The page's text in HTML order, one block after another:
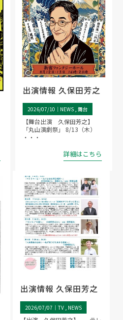
出演情報 久保田芳之
2026/07/10｜ NEWS 舞台
【舞台出演 久保田芳之】
「丸山演劇祭」 8/13（木）
・・・
詳細はこちら
出演情報 久保田芳之
2026/07/07｜TV NEWS